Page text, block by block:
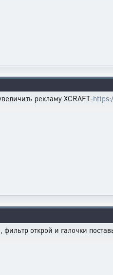
рекламу XCRAFT-
, фильтр открой и галочки